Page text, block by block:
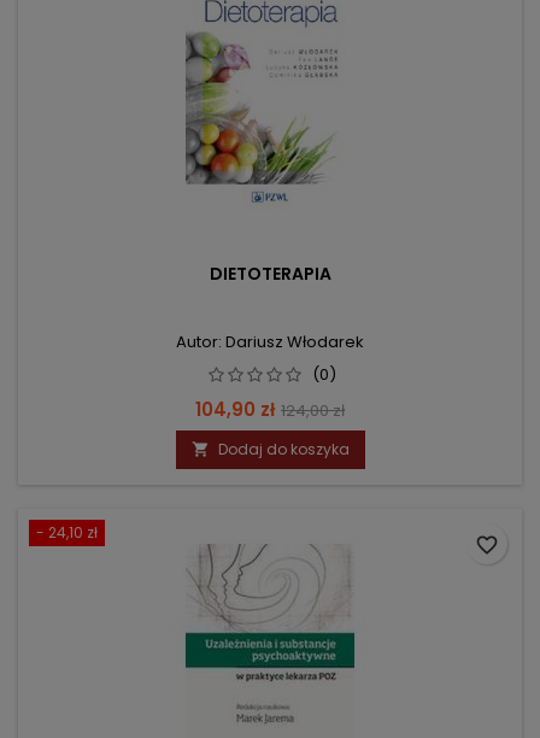
DIETOTERAPIA
Autor: Dariusz Włodarek
(0)
Cena
104,90 zł Cena
podstawowa
124,00 zł
 Dodaj do koszyka
- 24,10 zł
favorite_border